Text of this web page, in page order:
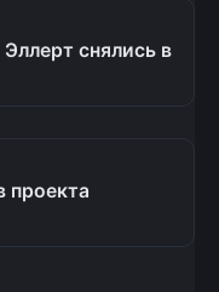
снялись в
проекта